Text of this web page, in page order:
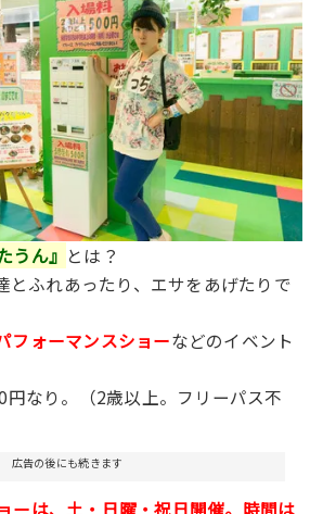
うん』 とは？
とふれあったり、エサをあげたりで
フォーマンスショーなどのイベント
円なり。（2歳以上。フリーパス不
広告の後にも続きます
ーは、土・日曜・祝日開催。時間は